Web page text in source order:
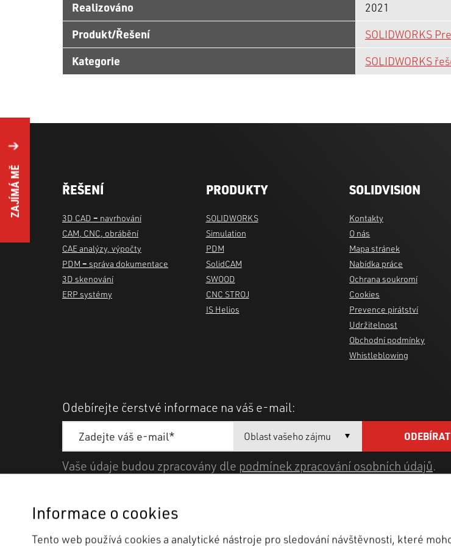
Realizováno
2021
Produkt/Řešení
SOLIDWORKS
Kategorie
SOLIDWORKS
ŘEŠENÍ
3D CAD – navrhování
CAM, CNC, obrábění
CAE analýzy, výpočty
PDM – správa dokumentace
3D skenování
ERP systémy
PRODUKTY
SOLIDWORKS
Simulation
PDM
SolidCAM
SWOOD
CNC STROJ
IS Helios
SOLIDVISION
Kontakty
O nás
Mapa stránek
Nabídka práce
Ochrana soukromí
Cookies
Prevence pirátství
Udržitelnost
Obchodní podmínky
Whistleblowing
Odebírejte čerstvé informace na váš e-mail:
Vaše údaje budou zpracovány dle podmínek zpracování osobních údajů.
ZAJÍMÁ MĚ
Informace o cookies
Tento web používá cookies a analytické nástroje pro sledování návštěvnosti, které